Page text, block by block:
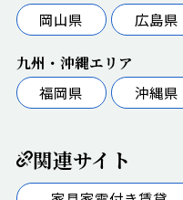
岡山県
広島県
九州・沖縄エリア
福岡県
沖縄県
関連サイト